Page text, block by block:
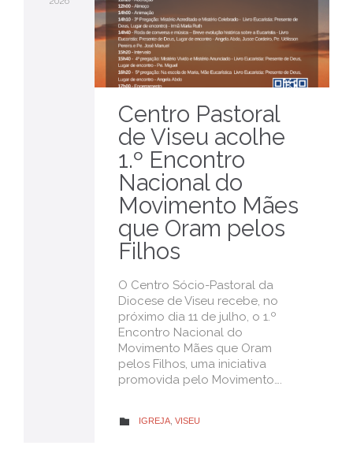
Centro Pastoral
de Viseu acolhe
1.º Encontro
Nacional do
Movimento Mães
que Oram pelos
Filhos
O Centro Sócio-Pastoral da
Diocese de Viseu recebe, no
próximo dia 11 de julho, o 1.º
Encontro Nacional do
Movimento Mães que Oram
pelos Filhos, uma iniciativa
promovida pelo Movimento….
 CATEGORY
IGREJA VISEU